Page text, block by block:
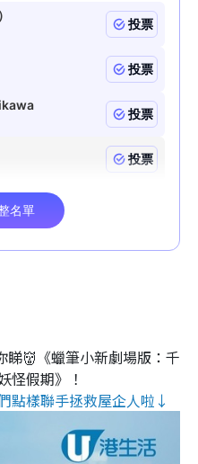
睇👹《蠟筆小新劇場版：千
怪假期》！
點樣聯手拯救屋企人啦↓